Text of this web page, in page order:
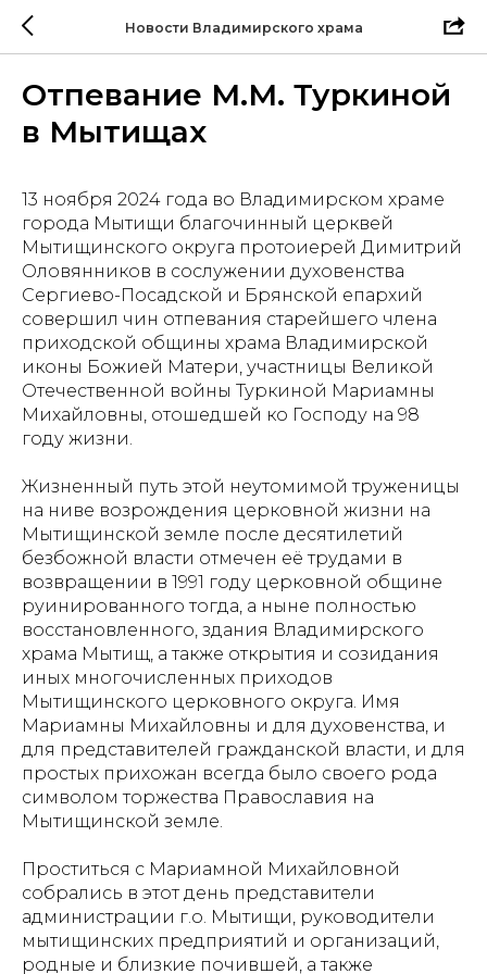
Новости Владимирского храма
Отпевание М.М. Туркиной
в Мытищах
13 ноября 2024 года во Владимирском храме
города Мытищи благочинный церквей
Мытищинского округа протоиерей Димитрий
Оловянников в сослужении духовенства
Сергиево-Посадской и Брянской епархий
совершил чин отпевания старейшего члена
приходской общины храма Владимирской
иконы Божией Матери, участницы Великой
Отечественной войны Туркиной Мариамны
Михайловны, отошедшей ко Господу на 98
году жизни.
Жизненный путь этой неутомимой труженицы
на ниве возрождения церковной жизни на
Мытищинской земле после десятилетий
безбожной власти отмечен её трудами в
возвращении в 1991 году церковной общине
руинированного тогда, а ныне полностью
восстановленного, здания Владимирского
храма Мытищ, а также открытия и созидания
иных многочисленных приходов
Мытищинского церковного округа. Имя
Мариамны Михайловны и для духовенства, и
для представителей гражданской власти, и для
простых прихожан всегда было своего рода
символом торжества Православия на
Мытищинской земле.
Проститься с Мариамной Михайловной
собрались в этот день представители
администрации г.о. Мытищи, руководители
мытищинских предприятий и организаций,
родные и близкие почившей, а также